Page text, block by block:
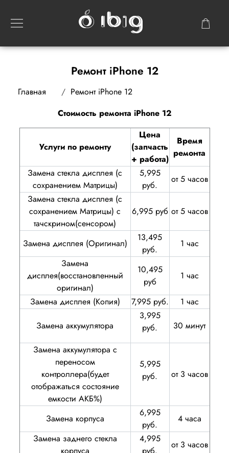
Ремонт iPhone 12
Главная
Ремонт iPhone 12
Стоимость ремонта iPhone 12
Услуги по ремонту
Цена
(запчасть
+ работа)
Время
ремонта
Замена стекла дисплея (с
сохранением Матрицы)
5,995
руб.
от 5 часов
Замена стекла дисплея (с
сохранением Матрицы) с
тачскрином(сенсором)
6,995 руб от 5 часов
Замена дисплея (Оригинал)
13,495
руб.
1 час
Замена
дисплея(восстановленный
оригинал)
10,495
руб
1 час
Замена дисплея (Копия) 7,995 руб. 1 час
Замена аккумулятора
3,995
руб.
30 минут
Замена аккумулятора с
переносом
контроллера(будет
отображаться состояние
емкости АКБ%)
5,995
руб.
от 3 часов
Замена корпуса
6,995
руб.
4 часа
Замена заднего стекла
корпуса
4,995
руб.
от 3 часов